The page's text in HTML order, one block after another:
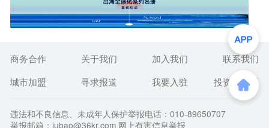
商务合作 关于我们 加入我们
联系我们
城市加盟
寻求报道 我要入驻 投资者关系
违法和不良信息、未成年人保护举报电话：010-89650707
举报邮箱：jubao@36kr.com 网上有害信息举报